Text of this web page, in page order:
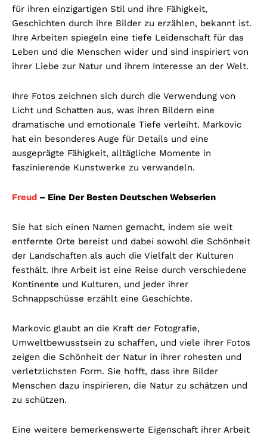
für ihren einzigartigen Stil und ihre Fähigkeit,
Geschichten durch ihre Bilder zu erzählen, bekannt ist.
Ihre Arbeiten spiegeln eine tiefe Leidenschaft für das
Leben und die Menschen wider und sind inspiriert von
ihrer Liebe zur Natur und ihrem Interesse an der Welt.
Ihre Fotos zeichnen sich durch die Verwendung von
Licht und Schatten aus, was ihren Bildern eine
dramatische und emotionale Tiefe verleiht. Markovic
hat ein besonderes Auge für Details und eine
ausgeprägte Fähigkeit, alltägliche Momente in
faszinierende Kunstwerke zu verwandeln.
Freud – Eine Der Besten Deutschen Webserien
Sie hat sich einen Namen gemacht, indem sie weit
entfernte Orte bereist und dabei sowohl die Schönheit
der Landschaften als auch die Vielfalt der Kulturen
festhält. Ihre Arbeit ist eine Reise durch verschiedene
Kontinente und Kulturen, und jeder ihrer
Schnappschüsse erzählt eine Geschichte.
Markovic glaubt an die Kraft der Fotografie,
Umweltbewusstsein zu schaffen, und viele ihrer Fotos
zeigen die Schönheit der Natur in ihrer rohesten und
verletzlichsten Form. Sie hofft, dass ihre Bilder
Menschen dazu inspirieren, die Natur zu schätzen und
zu schützen.
Eine weitere bemerkenswerte Eigenschaft ihrer Arbeit